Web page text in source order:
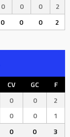
0 0 0
2
0 0 0 2
CV GC
F
0 0
2
0 0
1
0 0 3